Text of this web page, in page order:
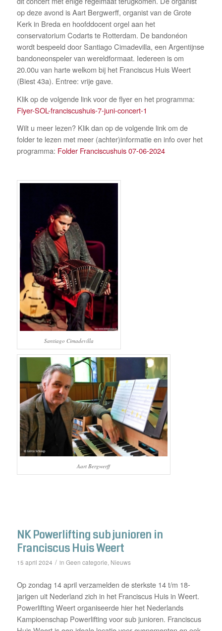
op deze avond is Aart Bergwerff, organist van de Grote
Kerk in Breda en hoofddocent orgel aan het
conservatorium Codarts te Rotterdam. De bandonéon
wordt bespeeld door Santiago Cimadevilla, een Argentijnse
bandoneonspeler van wereldformaat. Iedereen is om
20.00u van harte welkom bij het Franciscus Huis Weert
(Biest 43a). Entree: vrije gave.
Klik op de volgende link voor de flyer en het programma:
Flyer-SOL-franciscushuis-7-juni-concert-1
Wilt u meer lezen? Klik dan op de volgende link om de
folder te lezen met meer (achter)informatie en info over het
programma: Folder Franciscushuis 07-06-2024
Santiago Cimadevilla
Aart Bergwerff
NK Powerlifting sub junioren in
Franciscus Huis Weert
15 april 2024 / in Geen categorie, Nieuws
Op zondag 14 april verzamelden de sterkste 14 t/m 18-
jarigen uit Nederland zich in het Franciscus Huis in Weert.
Powerlifting Weert organiseerde hier het Nederlands
Kampioenschap Powerlifting voor sub junioren. Franciscus